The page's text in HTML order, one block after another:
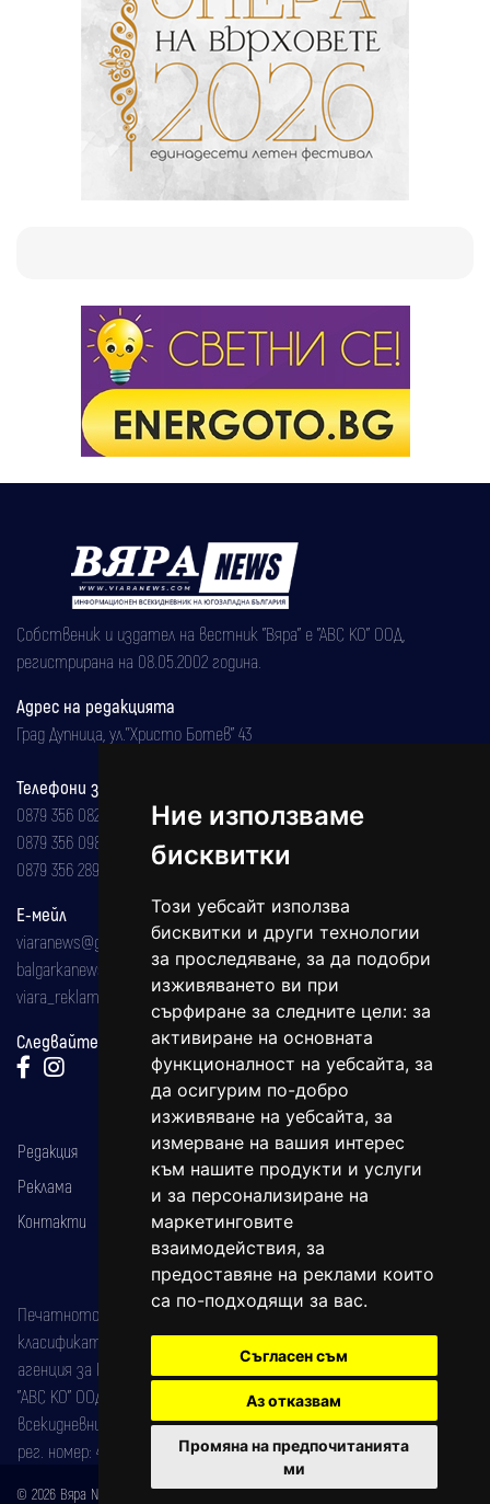
Ние използваме
бисквитки
Този уебсайт използва
бисквитки и други технологии
за проследяване, за да подобри
изживяването ви при
сърфиране за следните цели: за
активиране на основната
функционалност на уебсайта, за
да осигурим по-добро
изживяване на уебсайта, за
измерване на вашия интерес
към нашите продукти и услуги
и за персонализиране на
маркетинговите
взаимодействия, за
предоставяне на реклами които
са по-подходящи за вас.
Съгласен съм
Аз отказвам
Промяна на предпочитанията
ми
Собственик и издател на вестник "Вяра" е "АВС КО" ООД,
регистрирана на 08.05.2002 година.
Адрес на редакцията
Град Дупница, ул.''Христо Ботев" 43
Телефони за реклама и абонаменти
0879 356 082
0879 356 098
0879 356 289
Е-мейл
viaranews@gmail.com
balgarkanews@gmail.com
viara_reklama@mail.bg
Следвайте ни:
Редакция
Реклама
Контакти
Печатното издание на вестника е регистрирано в националния
класификатор на печатните издания (Българска национална
агенция за ISSN) под номер: ISSN 1312-4722.
"АВС КО" ООД е притежател на марката: Вяра информационен
всекидневник на югозападна България, със свидетелство за марка
рег. номер: 47857/11.05.2004 година.
© 2026 Вяра News Всички права запазени!